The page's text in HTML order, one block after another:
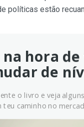
políticas estão
na Região MENA
de Prop Trading em
de Forex em
na hora
de
o livro e veja
teu caminho no